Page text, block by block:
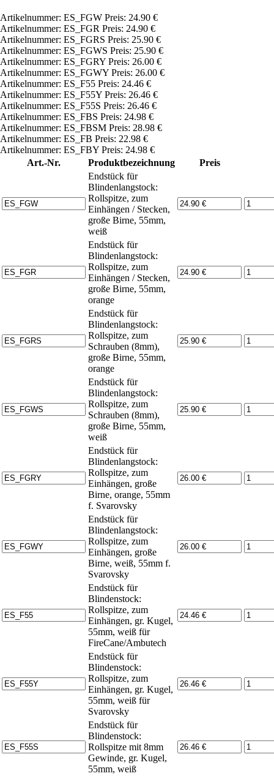
Artikelnummer: ES_FGW Preis: 24.90 €
Artikelnummer: ES_FGR Preis: 24.90 €
Artikelnummer: ES_FGRS Preis: 25.90 €
Artikelnummer: ES_FGWS Preis: 25.90 €
Artikelnummer: ES_FGRY Preis: 26.00 €
Artikelnummer: ES_FGWY Preis: 26.00 €
Artikelnummer: ES_F55 Preis: 24.46 €
Artikelnummer: ES_F55Y Preis: 26.46 €
Artikelnummer: ES_F55S Preis: 26.46 €
Artikelnummer: ES_FBS Preis: 24.98 €
Artikelnummer: ES_FBSM Preis: 28.98 €
Artikelnummer: ES_FB Preis: 22.98 €
Artikelnummer: ES_FBY Preis: 24.98 €
Art.-Nr.
Produktbezeichnung
Preis
Endstück für
Blindenlangstock:
Rollspitze, zum
Einhängen / Stecken,
große Birne, 55mm,
weiß
Endstück für
Blindenlangstock:
Rollspitze, zum
Einhängen / Stecken,
große Birne, 55mm,
orange
Endstück für
Blindenlangstock:
Rollspitze, zum
Schrauben (8mm),
große Birne, 55mm,
orange
Endstück für
Blindenlangstock:
Rollspitze, zum
Schrauben (8mm),
große Birne, 55mm,
weiß
Endstück für
Blindenlangstock:
Rollspitze, zum
Einhängen, große
Birne, orange, 55mm
f. Svarovsky
Endstück für
Blindenlangstock:
Rollspitze, zum
Einhängen, große
Birne, weiß, 55mm f.
Svarovsky
Endstück für
Blindenstock:
Rollspitze, zum
Einhängen, gr. Kugel,
55mm, weiß für
FireCane/Ambutech
Endstück für
Blindenstock:
Rollspitze, zum
Einhängen, gr. Kugel,
55mm, weiß für
Svarovsky
Endstück für
Blindenstock:
Rollspitze mit 8mm
Gewinde, gr. Kugel,
55mm, weiß